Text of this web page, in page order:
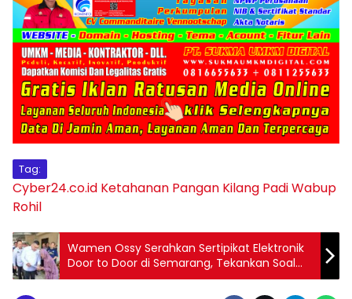
Tag:
Cyber24.co.id Ketahanan Pangan Kilang PadiWabup
Rohil
Wamen Ossy Serahkan Sertipikat Elektronik
Door to Door di Semarang, Tekankan Soal
Keamanan dan Kemudahan Akses